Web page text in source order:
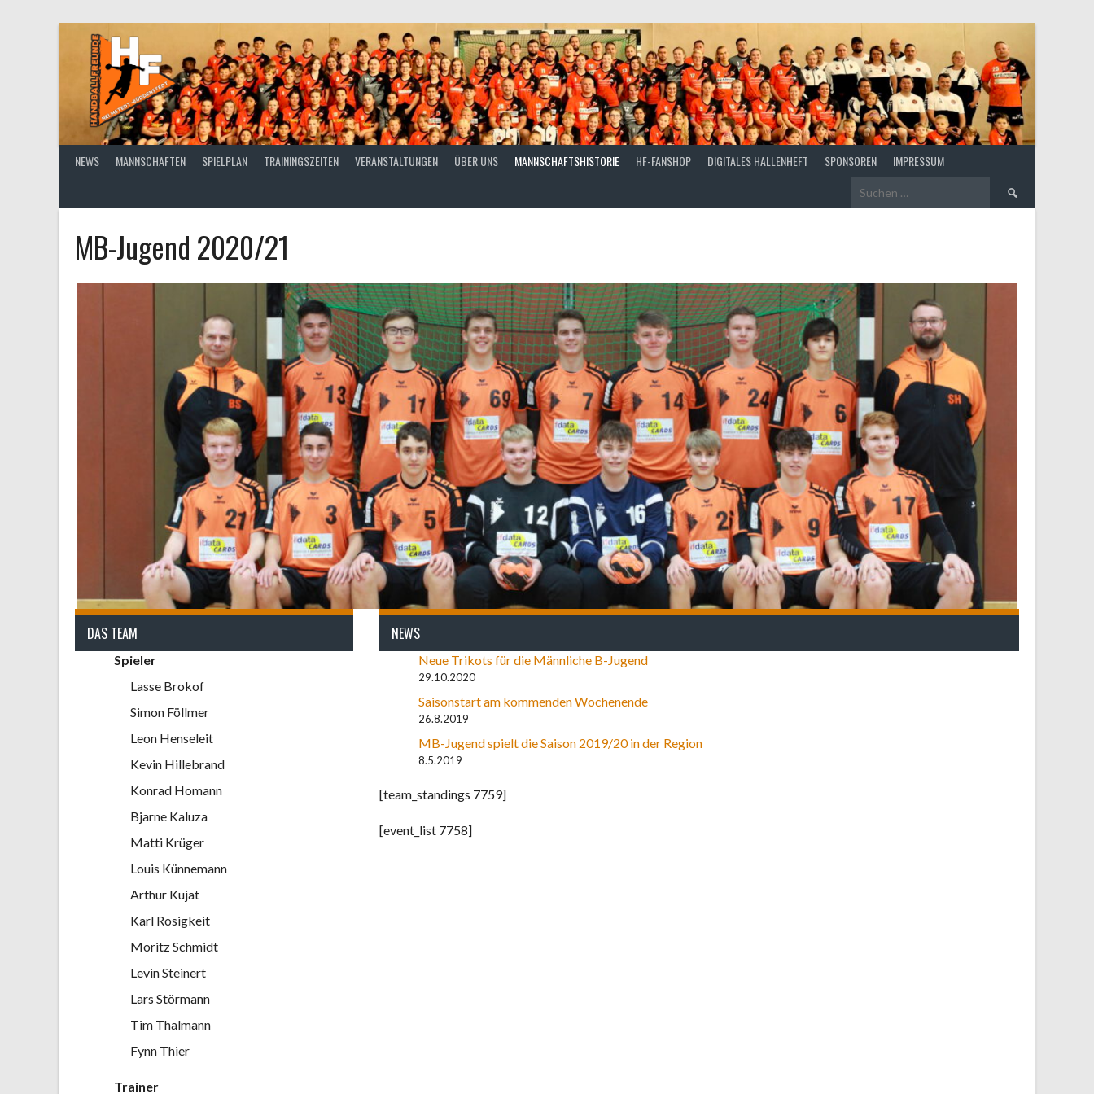
NEWS MANNSCHAFTEN SPIELPLAN TRAININGSZEITEN VERANSTALTUNGEN ÜBER UNS MANNSCHAFTSHISTORIE HF-FANSHOP DIGITALES HALLENHEFT SPONSOREN IMPRESSUM
Suchen
MB-Jugend 2020/21
DAS TEAM
Spieler
Lasse Brokof
Simon Föllmer
Leon Henseleit
Kevin Hillebrand
Konrad Homann
Bjarne Kaluza
Matti Krüger
Louis Künnemann
Arthur Kujat
Karl Rosigkeit
Moritz Schmidt
Levin Steinert
Lars Störmann
Tim Thalmann
Fynn Thier
Trainer
NEWS
Neue Trikots für die Männliche B-Jugend
29.10.2020
Saisonstart am kommenden Wochenende
26.8.2019
MB-Jugend spielt die Saison 2019/20 in der Region
8.5.2019
[team_standings 7759]
[event_list 7758]